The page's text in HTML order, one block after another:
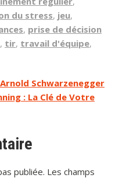
du stress, jeu,
, prise de décision
, tir, travail d'équipe,
Schwarzenegger
: La Clé de Votre
publiée. Les champs